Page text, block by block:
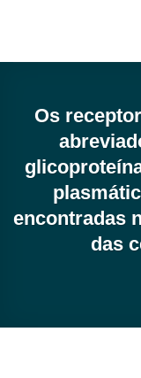
Os
encontradas
das